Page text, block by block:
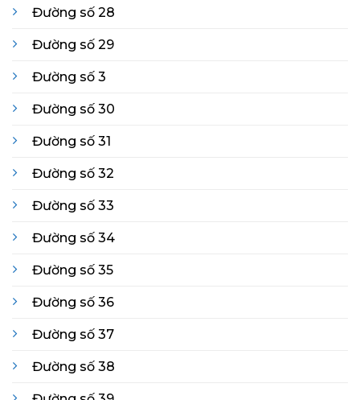
Đường số 28
Đường số 29
Đường số 3
Đường số 30
Đường số 31
Đường số 32
Đường số 33
Đường số 34
Đường số 35
Đường số 36
Đường số 37
Đường số 38